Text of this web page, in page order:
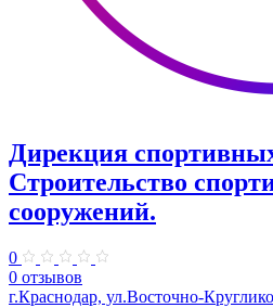
Дирекция
Строительство
сооружений.
0
0 отзывов
г.Краснодар, ул.Восточно-